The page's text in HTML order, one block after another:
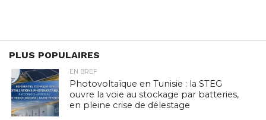
PLUS POPULAIRES
EN BREF
Photovoltaïque en Tunisie : la STEG
ouvre la voie au stockage par batteries,
en pleine crise de délestage